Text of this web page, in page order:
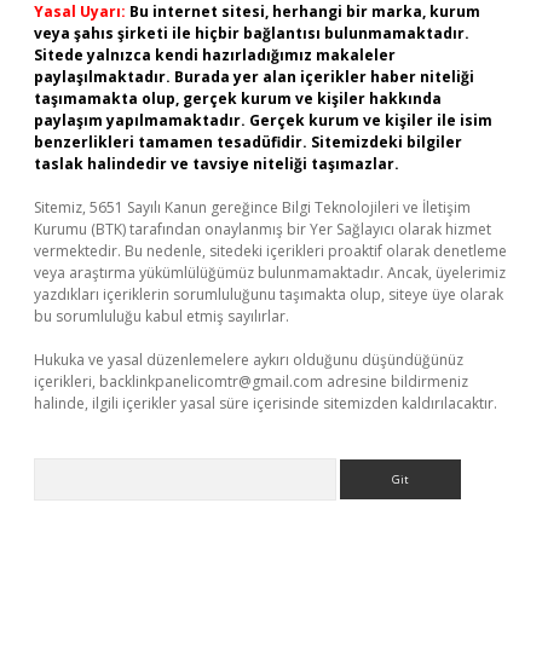
Yasal Uyarı: Bu internet sitesi, herhangi bir marka, kurum
veya şahıs şirketi ile hiçbir bağlantısı bulunmamaktadır.
Sitede yalnızca kendi hazırladığımız makaleler
paylaşılmaktadır. Burada yer alan içerikler haber niteliği
taşımamakta olup, gerçek kurum ve kişiler hakkında
paylaşım yapılmamaktadır. Gerçek kurum ve kişiler ile isim
benzerlikleri tamamen tesadüfidir. Sitemizdeki bilgiler
taslak halindedir ve tavsiye niteliği taşımazlar.
Sitemiz, 5651 Sayılı Kanun gereğince Bilgi Teknolojileri ve İletişim
Kurumu (BTK) tarafından onaylanmış bir Yer Sağlayıcı olarak hizmet
vermektedir. Bu nedenle, sitedeki içerikleri proaktif olarak denetleme
veya araştırma yükümlülüğümüz bulunmamaktadır. Ancak, üyelerimiz
yazdıkları içeriklerin sorumluluğunu taşımakta olup, siteye üye olarak
bu sorumluluğu kabul etmiş sayılırlar.
Hukuka ve yasal düzenlemelere aykırı olduğunu düşündüğünüz
içerikleri, backlinkpanelicomtr@gmail.com adresine bildirmeniz
halinde, ilgili içerikler yasal süre içerisinde sitemizden kaldırılacaktır.